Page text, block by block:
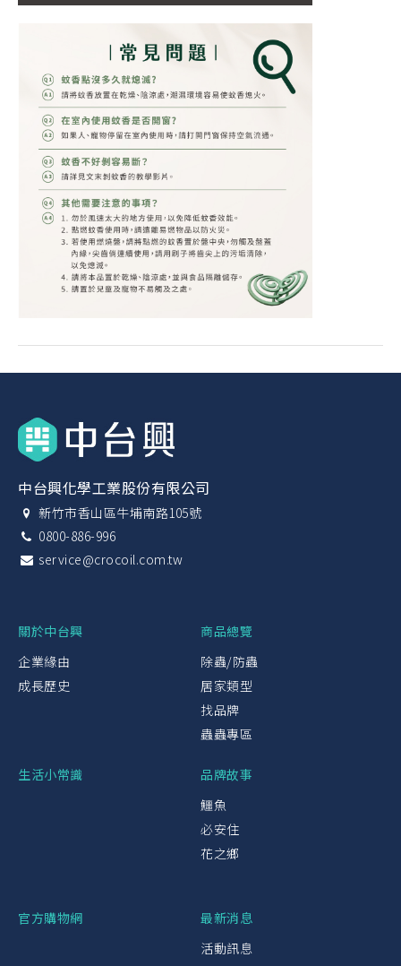
中台興化學工業股份有限公司
新竹市香山區牛埔南路105號
0800-886-996
service@crocoil.com.tw
關於中台興
企業緣由
成長歷史
商品總覽
除蟲/防蟲
居家類型
找品牌
蟲蟲專區
生活小常識
品牌故事
鱷魚
必安住
花之鄉
官方購物網
最新消息
活動訊息